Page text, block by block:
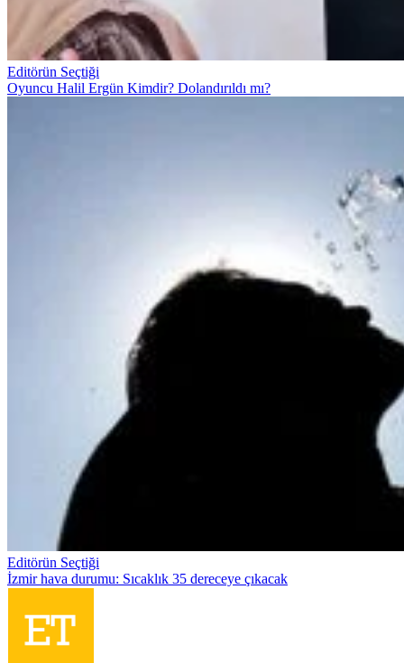
Editörün Seçtiği
Oyuncu Halil Ergün Kimdir? Dolandırıldı mı?
Editörün Seçtiği
İzmir hava durumu: Sıcaklık 35 dereceye çıkacak